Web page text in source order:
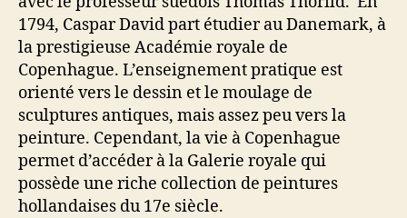
1794, Caspar David part étudier au Danemark, à
la prestigieuse Académie royale de
Copenhague. L’enseignement pratique est
orienté vers le dessin et le moulage de
sculptures antiques, mais assez peu vers la
peinture. Cependant, la vie à Copenhague
permet d’accéder à la Galerie royale qui
possède une riche collection de peintures
hollandaises du 17e siècle.